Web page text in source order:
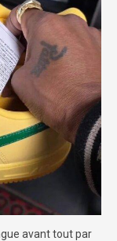
avant tout par